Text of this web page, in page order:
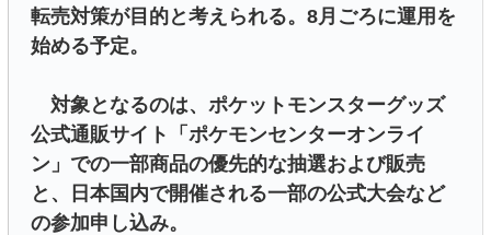
転売対策が目的と考えられる。8月ごろに運用を
始める予定。
対象となるのは、ポケットモンスターグッズ
公式通販サイト「ポケモンセンターオンライ
ン」での一部商品の優先的な抽選および販売
と、日本国内で開催される一部の公式大会など
の参加申し込み。